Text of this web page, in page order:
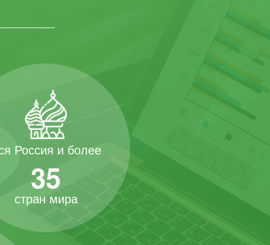
Россия и более
35
стран мира